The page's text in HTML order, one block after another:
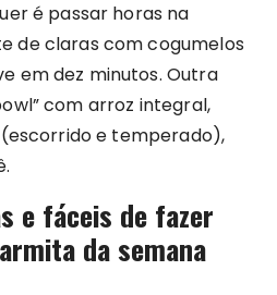
é passar horas na
de claras com cogumelos
em dez minutos. Outra
com arroz integral,
e temperado),
e fáceis de fazer
da semana